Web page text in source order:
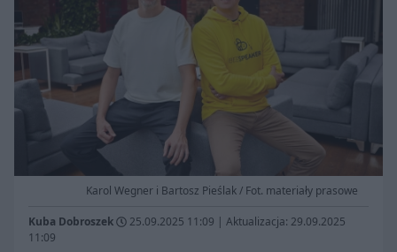
Karol Wegner i Bartosz Pieślak / Fot. materiały prasowe
Kuba Dobroszek 25.09.2025 11:09 | Aktualizacja: 29.09.2025
11:09